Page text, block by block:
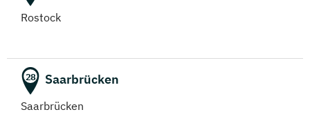
Rostock
28 Saarbrücken
Saarbrücken